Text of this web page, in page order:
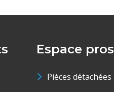
Espace pros
Pièces détachées